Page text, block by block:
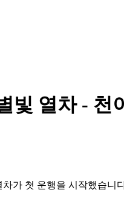
빛 열차 -
가 첫 운행을 시작했습니